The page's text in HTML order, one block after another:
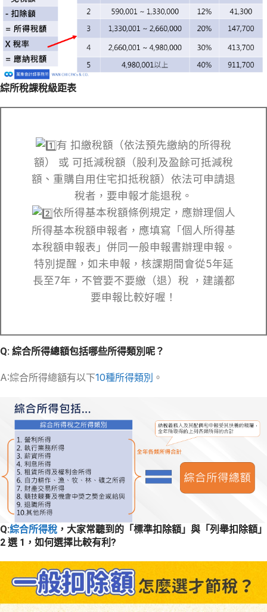
綜所稅課稅級距表
有 扣繳稅額（依法預先繳納的所得稅
額） 或 可抵減稅額（股利及盈餘可抵減稅
額、重購自用住宅扣抵稅額）依法可申請退
稅者，要申報才能退稅。
依所得基本稅額條例規定，應辦理個人
所得基本稅額申報者，應填寫「個人所得基
本稅額申報表」併同一般申報書辦理申報。
特別提醒，如未申報，核課期間會從5年延
長至7年，不管要不要繳（退）稅 ，建議都
要申報比較好喔！
Q: 綜合所得總額包括哪些所得類別呢？
A:綜合所得總額有以下10種所得類別 。
Q:綜合所得稅 ，大家常聽到的「標準扣除額」與「列舉扣除額」
2 選 1，如何選擇比較有利?